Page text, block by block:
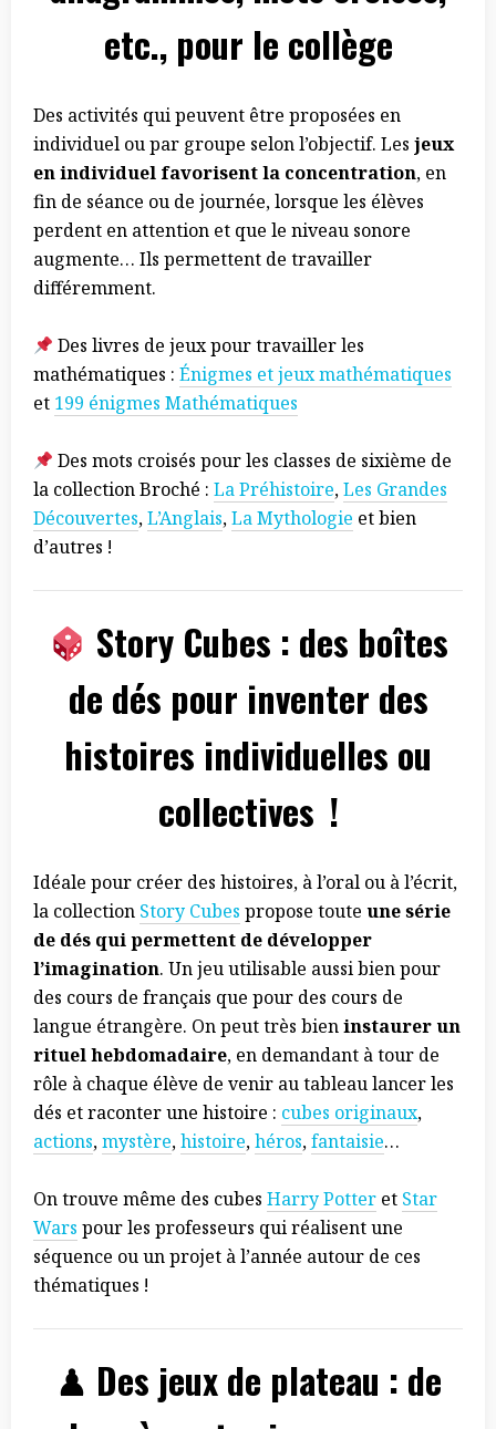
etc., pour le collège
Des activités qui peuvent être proposées en
individuel ou par groupe selon l’objectif. Les jeux
en individuel favorisent la concentration, en
fin de séance ou de journée, lorsque les élèves
perdent en attention et que le niveau sonore
augmente… Ils permettent de travailler
différemment.
Des livres de jeux pour travailler les
mathématiques : Énigmes et jeux mathématiques
et 199 énigmes Mathématiques
Des mots croisés pour les classes de sixième de
la collection Broché : La Préhistoire,Les Grandes
Découvertes,L’Anglais,La Mythologie et bien
d’autres !
Story Cubes : des boîtes
de dés pour inventer des
histoires individuelles ou
collectives !
Idéale pour créer des histoires, à l’oral ou à l’écrit,
la collection Story Cubes propose toute une série
de dés qui permettent de développer
l’imagination. Un jeu utilisable aussi bien pour
des cours de français que pour des cours de
langue étrangère. On peut très bieninstaurer un
rituel hebdomadaire, en demandant à tour de
rôle à chaque élève de venir au tableau lancer les
dés et raconter une histoire : cubes originaux,
actions,mystère,histoire,héros,fantaisie…
On trouve même des cubes Harry Potter et Star
Wars pour les professeurs qui réalisent une
séquence ou un projet à l’année autour de ces
thématiques !
♟ Des jeux de plateau : de